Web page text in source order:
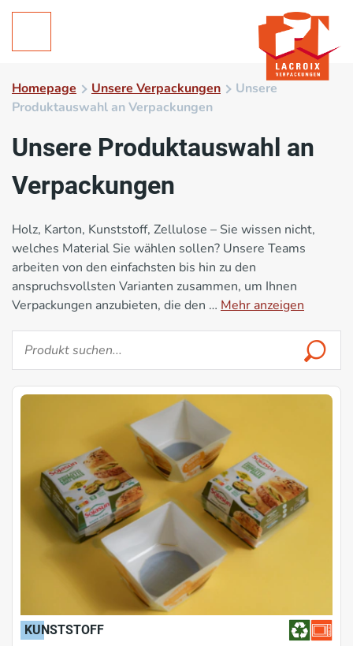
Homepage Unsere Verpackungen
Unsere
Produktauswahl an Verpackungen
Unsere Produktauswahl an
Verpackungen
Holz, Karton, Kunststoff, Zellulose – Sie wissen nicht,
welches Material Sie wählen sollen? Unsere Teams
arbeiten von den einfachsten bis hin zu den
anspruchsvollsten Varianten zusammen, um Ihnen
Verpackungen anzubieten, die den … Mehr anzeigen
KUNSTSTOFF